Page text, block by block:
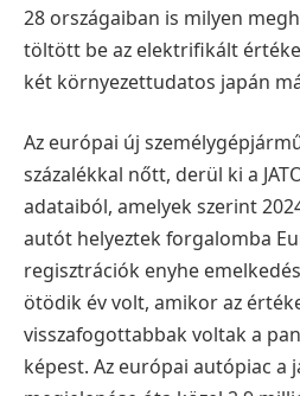
28 országaiban is milyen
töltött be az elektrifikált
két környezettudatos japán
Az európai új
százalékkal nőtt, derül ki a
adataiból, amelyek szerint
autót helyeztek forgalomba
regisztrációk enyhe
ötödik év volt, amikor az
visszafogottabbak voltak a
képest. Az európai autópiac a